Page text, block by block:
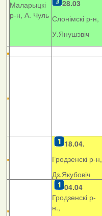
Маларыцкі
р-н, А. Чуль
28.03
Слонімскі р-н,
У.Янушэвіч
18.04.
Гродзенскі р-н,
Дз.Якубовіч
04.04
Гродзенскі р-
н.,